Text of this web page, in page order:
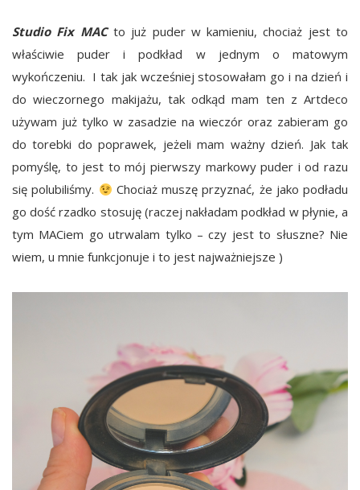
Studio Fix MACto już puder w kamieniu, chociaż jest to
właściwie puder i podkład w jednym o matowym
wykończeniu. I tak jak wcześniej stosowałam go i na dzień i
do wieczornego makijażu, tak odkąd mam ten z Artdeco
używam już tylko w zasadzie na wieczór oraz zabieram go
do torebki do poprawek, jeżeli mam ważny dzień. Jak tak
pomyślę, to jest to mój pierwszy markowy puder i od razu
się polubiliśmy.
Chociaż muszę przyznać, że jako podładu
go dość rzadko stosuję (raczej nakładam podkład w płynie, a
tym MACiem go utrwalam tylko – czy jest to słuszne? Nie
wiem, u mnie funkcjonuje i to jest najważniejsze )